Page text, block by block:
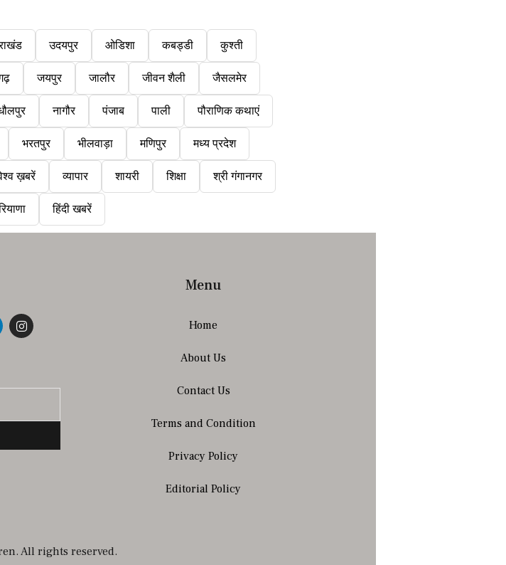
उदयपुर ओडिशा कबड्डी कुश्ती
जयपुर जालौर जीवन शैली जैसलमेर
नागौर पंजाब पाली पौराणिक कथाएं
भरतपुर भीलवाड़ा मणिपुर मध्य प्रदेश
ख़बरें व्यापार शायरी शिक्षा श्री गंगानगर
हिंदी खबरें
Menu
Home
About Us
Contact Us
Terms and Condition
Privacy Policy
Editorial Policy
All rights reserved.